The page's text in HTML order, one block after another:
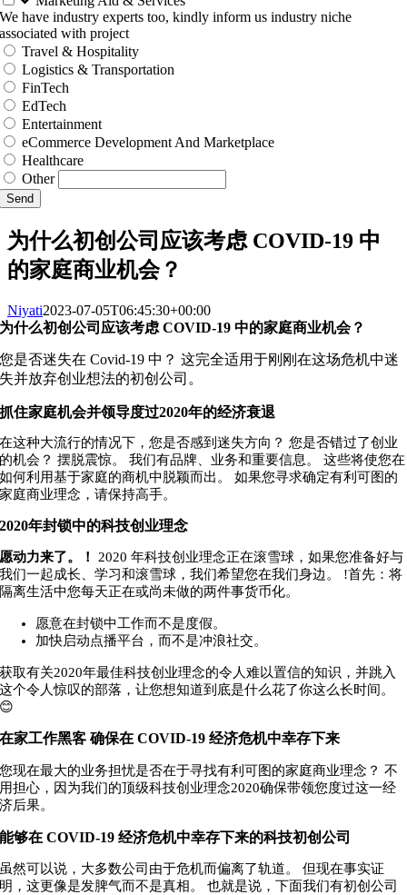
We have industry experts too, kindly inform us industry niche
associated with project
Travel & Hospitality
Logistics & Transportation
FinTech
EdTech
Entertainment
eCommerce Development And Marketplace
Healthcare
Other
Send
为什么初创公司应该考虑 COVID-19 中
的家庭商业机会？
Niyati2023-07-05T06:45:30+00:00
为什么初创公司应该考虑 COVID-19 中的家庭商业机会？
您是否迷失在 Covid-19 中？ 这完全适用于刚刚在这场危机中迷
失并放弃创业想法的初创公司。
抓住家庭机会并领导度过2020年的经济衰退
在这种大流行的情况下，您是否感到迷失方向？ 您是否错过了创业
的机会？ 摆脱震惊。 我们有品牌、业务和重要信息。 这些将使您在
如何利用基于家庭的商机中脱颖而出。 如果您寻求确定有利可图的
家庭商业理念，请保持高手。
2020年封锁中的科技创业理念
愿动力来了。！
2020 年科技创业理念正在滚雪球，如果您准备好与
我们一起成长、学习和滚雪球，我们希望您在我们身边。 !首先：将
隔离生活中您每天正在或尚未做的两件事货币化。
愿意在封锁中工作而不是度假。
加快启动点播平台，而不是冲浪社交。
获取有关2020年最佳科技创业理念的令人难以置信的知识，并跳入
这个令人惊叹的部落，让您想知道到底是什么花了你这么长时间。
😊
在家工作黑客 确保在 COVID-19 经济危机中幸存下来
您现在最大的业务担忧是否在于寻找有利可图的家庭商业理念？ 不
用担心，因为我们的顶级科技创业理念2020确保带领您度过这一经
济后果。
能够在 COVID-19 经济危机中幸存下来的科技初创公司
虽然可以说，大多数公司由于危机而偏离了轨道。 但现在事实证
明，这更像是发脾气而不是真相。 也就是说，下面我们有初创公司